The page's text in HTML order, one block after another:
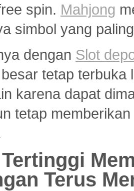
spin. Mahjong
simbol yang
dengan Slot
tetap terbuka
karena dapat
tetap
Terus